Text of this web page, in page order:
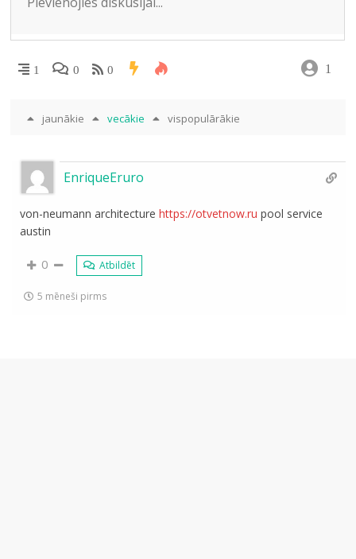
1 0 0 1
jaunākie vecākie vispopulārākie
EnriqueEruro
von-neumann architecturehttps://otvetnow.ru pool service
austin
0 Atbildēt
5 mēneši pirms